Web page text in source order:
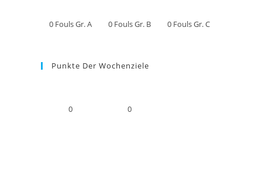
0 Fouls Gr. A 0 Fouls Gr. B 0 Fouls Gr. C
Punkte Der Wochenziele
0 0